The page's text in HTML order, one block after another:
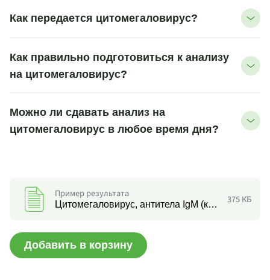
Как передается цитомегаловирус?
Как правильно подготовиться к анализу
на цитомегаловирус?
Можно ли сдавать анализ на
цитомегаловирус в любое время дня?
Пример результата
Цитомегаловирус, антитела IgM (кач.) 375 КБ
Добавить в корзину